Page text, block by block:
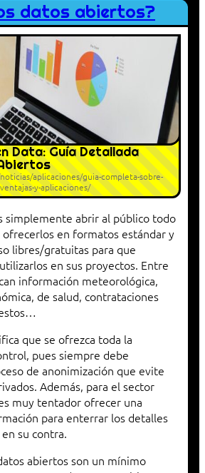
datos abiertos?
Data: Guía Detallada
aplicaciones/guia-completa-sobre-
y-aplicaciones/
simplemente abrir al público todo
en formatos estándar y
libres/gratuitas para que
en sus proyectos. Entre
información meteorológica,
de salud, contrataciones
que se ofrezca toda la
pues siempre debe
de anonimización que evite
Además, para el sector
muy tentador ofrecer una
para enterrar los detalles
su contra.
abiertos son un mínimo